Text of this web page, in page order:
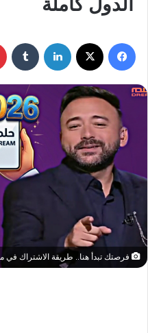
فيسبوك لينكدإن
فرصتك تبدأ هنا.. طريقة الاشتراك في مسابقة الحلم 2026